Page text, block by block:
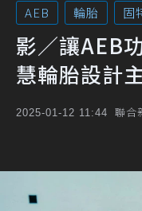
AEB 輪胎 固
影／讓AEB
慧輪胎設計
2025-01-12 11:44 聯合